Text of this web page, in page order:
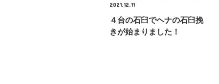
2021.12.11
４台の石臼でヘナの石臼挽
きが始まりました！